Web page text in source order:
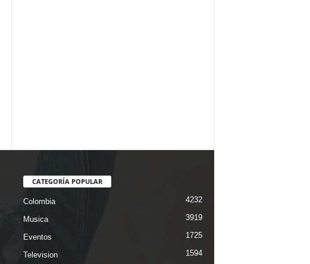
CATEGORÍA POPULAR
Colombia 4232
Musica 3919
Eventos 1725
Television 1594